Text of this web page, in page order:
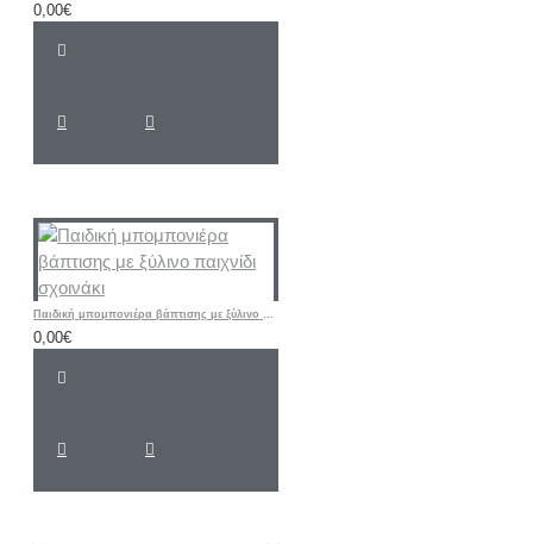
0,00€
Παιδική μπομπονιέρα βάπτισης με ξύλινο παιχνίδι σχοινάκι
0,00€